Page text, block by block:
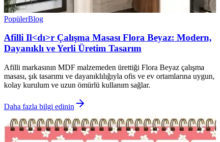
PopülerBlog
Afilli Il<dı>r Çalışma Masası Flora Beyaz: Modern,
Dayanıklı ve Yerli Üretim Tasarım
Afilli markasının MDF malzemeden ürettiği Flora Beyaz çalışma
masası, şık tasarımı ve dayanıklılığıyla ofis ve ev ortamlarına uygun,
kolay kurulum ve uzun ömürlü kullanım sağlar.
Daha fazla bilgi edinin